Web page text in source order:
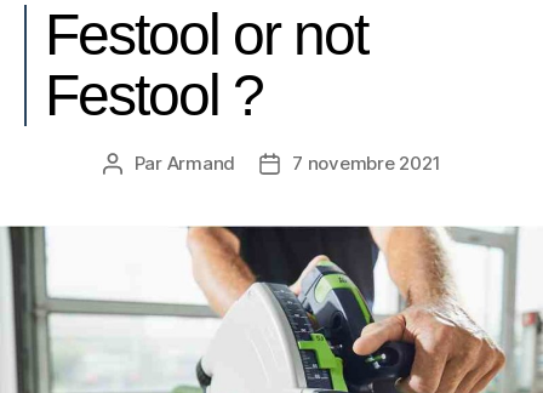
Festool or not
Festool ?
Auteur
Par Armand
Date7 novembre 2021